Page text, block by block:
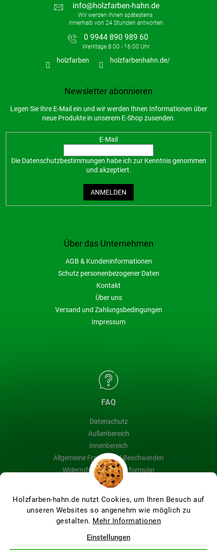
Holzfarben-hahn.de nutzt Cookies, um Ihren Besuch auf
unseren Websites so angenehm wie möglich zu
gestalten. Mehr Informationen
Einstellungen
Über das Unternehmen
AGB & Kundeninformationen
Schutz personenbezogener Daten
Kontakt
Über uns
Versand und Zahlungsbedingungen
Impressum
FAQ
Datenschutz
Außenbereich
Innenbereich
Allgemeine Fragen und Beschwerden
Widerrufsbelehrung & formular
Blog
info@holzfarben-hahn.de
0 9944 890 989 60
holzfarben holzfarbenhahn.de/
Newsletter abonnieren
Legen Sie Ihre E-Mail ein und wir werden Ihnen Informationen über
neue Produkte in unserem E-Shop zusenden.
E-Mail
Die Datenschutzbestimmungen habe ich zur Kenntnis genommen
und akzeptiert.
ANMELDEN